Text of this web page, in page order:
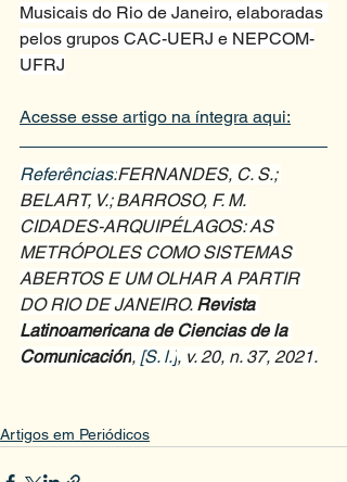
Musicais do Rio de Janeiro, elaboradas
pelos grupos CAC-UERJ e NEPCOM-
UFRJ
Acesse esse artigo na íntegra aqui:
Referências:FERNANDES, C. S.;
BELART, V.; BARROSO, F. M.
CIDADES-ARQUIPÉLAGOS: AS
METRÓPOLES COMO SISTEMAS
ABERTOS E UM OLHAR A PARTIR
DO RIO DE JANEIRO. Revista
Latinoamericana de Ciencias de la
Comunicación, [S. l.], v. 20, n. 37, 2021.
Artigos em Periódicos